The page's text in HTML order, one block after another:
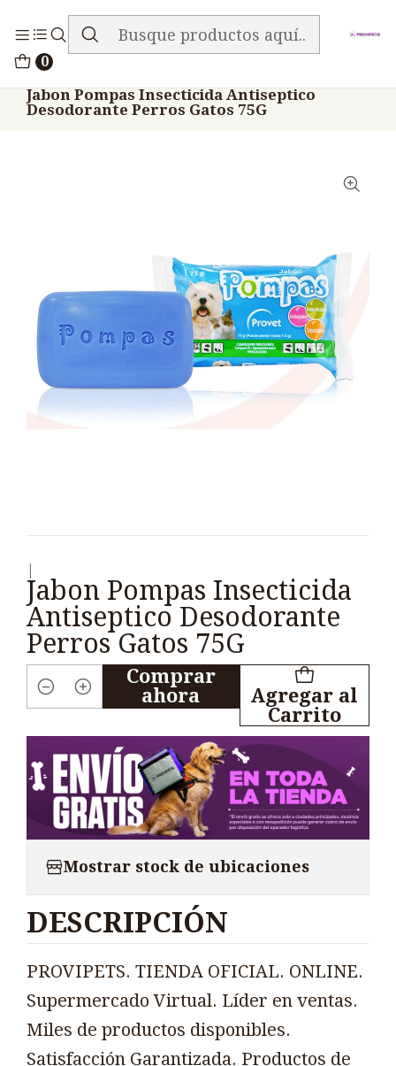
0
ENVIO GRATIS EN TODA LA TIENDA
Jabon Pompas Insecticida Antiseptico
Desodorante Perros Gatos 75G
Jabon Pompas Insecticida
Antiseptico Desodorante
Perros Gatos 75G
Cantidad
Agregar al
Carrito
Comprar
ahora
Mostrar stock de ubicaciones
DESCRIPCIÓN
PROVIPETS. TIENDA OFICIAL. ONLINE.
Supermercado Virtual. Líder en ventas.
Miles de productos disponibles.
Satisfacción Garantizada. Productos de